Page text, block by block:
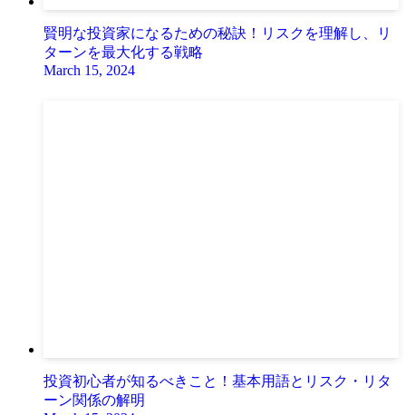
賢明な投資家になるための秘訣！リスクを理解し、リ
ターンを最大化する戦略
March 15, 2024
投資初心者が知るべきこと！基本用語とリスク・リタ
ーン関係の解明